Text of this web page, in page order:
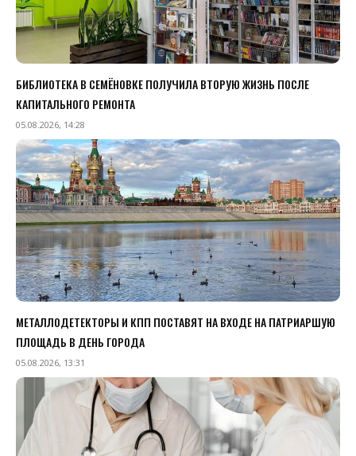
БИБЛИОТЕКА В СЕМЁНОВКЕ ПОЛУЧИЛА ВТОРУЮ ЖИЗНЬ ПОСЛЕ
КАПИТАЛЬНОГО РЕМОНТА
05.08.2026, 14:28
МЕТАЛЛОДЕТЕКТОРЫ И КПП ПОСТАВЯТ НА ВХОДЕ НА ПАТРИАРШУЮ
ПЛОЩАДЬ В ДЕНЬ ГОРОДА
05.08.2026, 13:31